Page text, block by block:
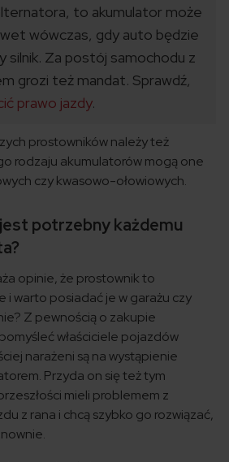
to akumulator może
wówczas, gdy auto będzie
silnik. Za postój samochodu z
grozi też mandat. Sprawdź,
prawo jazdy.
prostowników należy też
rodzaju akumulatorów mogą one
czy kwasowo-ołowiowych.
potrzebny każdemu
opinie, że prostownik to
i warto posiadać je w garażu czy
Z pewnością o zakupie
właściciele pojazdów
narażeni są na wystąpienie
Przyda on się też tym
mieli problemem z
z rana i chcą szybko go rozwiązać,